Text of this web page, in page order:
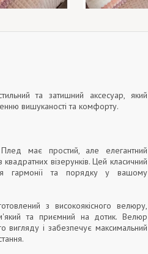
та затишний аксесуар, який
вишуканості та комфорту.
має простий, але елегантний
візерунків. Цей класичний
гармонії та порядку у вашому
з високоякісного велюру,
та приємний на дотик. Велюр
вигляду і забезпечує максимальний